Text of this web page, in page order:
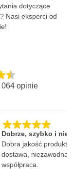
dotyczące
Nasi eksperci od
064 opinie
Dobrze, szybko i
Dobra jakość
dostawa, niezawodna
współpraca.